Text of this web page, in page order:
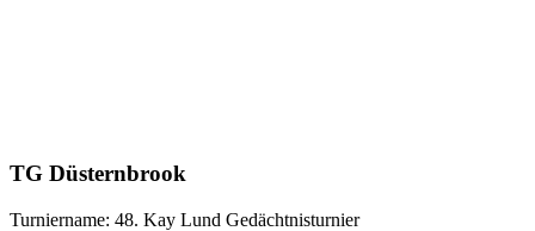
TG Düsternbrook
Turniername: 48. Kay Lund Gedächtnisturnier